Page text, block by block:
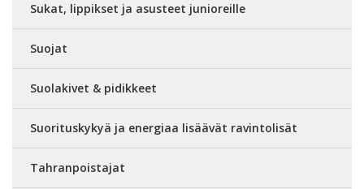
Sukat, lippikset ja asusteet junioreille
Suojat
Suolakivet & pidikkeet
Suorituskykyä ja energiaa lisäävät ravintolisät
Tahranpoistajat